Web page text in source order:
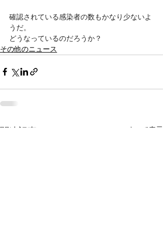
確認されている感染者の数もかなり少ないよ
うだ。
どうなっているのだろうか？
その他のニュース
関連記事 すべて表示